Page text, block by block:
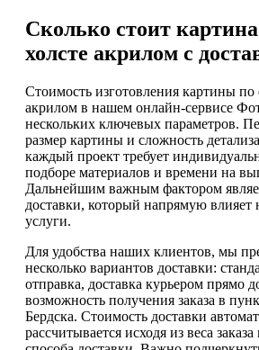
Сколько стоит
холсте акрилом с
Стоимость изготовления картины по
акрилом в нашем онлайн-сервисе
нескольких ключевых параметров.
размер картины и сложность
каждый проект требует
подборе материалов и времени на
Дальнейшим важным фактором
доставки, который напрямую влияет
услуги.
Для удобства наших клиентов, мы
несколько вариантов доставки:
отправка, доставка курьером прямо
возможность получения заказа в
Бердска. Стоимость доставки
рассчитывается исходя из веса